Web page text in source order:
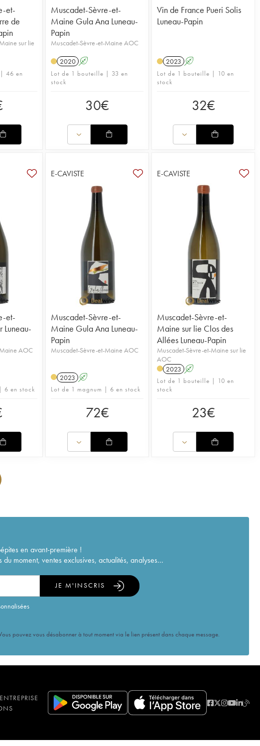
et-
de
sur lie
46 en
Muscadet-Sèvre-et-
Maine Gula Ana Luneau-
Papin
Muscadet-Sèvre-et-Maine AOC
2020 A
Lot de 1 bouteille | 33 en
stock
30€
Vin de France Pueri Solis
Luneau-Papin
2023 A
Lot de 1 bouteille | 10 en
stock
32€
et-
Luneau-
AOC
6 en stock
E-CAVISTE
Muscadet-Sèvre-et-
Maine Gula Ana Luneau-
Papin
Muscadet-Sèvre-et-Maine AOC
2023 A
Lot de 1 magnum | 6 en stock
72€
E-CAVISTE
Muscadet-Sèvre-et-
Maine sur lie Clos des
Allées Luneau-Papin
Muscadet-Sèvre-et-Maine sur lie
AOC
2023 A
Lot de 1 bouteille | 10 en
stock
23€
en avant-première !
moment, ventes exclusives, actualités, analyses...
JE M'INSCRIS
pouvez vous désabonner à tout moment via le lien présent dans chaque message.